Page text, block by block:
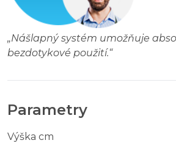
„Nášlapný systém umožňuje
bezdotykové použití.“
Parametry
Výška cm